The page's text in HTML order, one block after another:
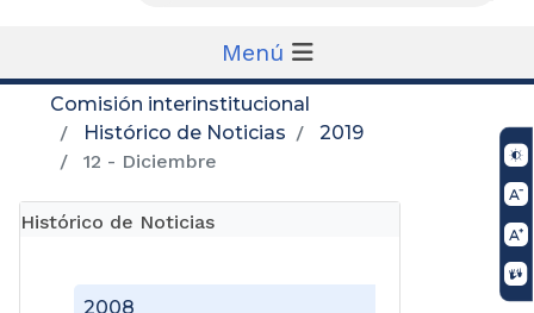
Menú
Comisión interinstitucional
Histórico de Noticias
2019
12 - Diciembre
Histórico de Noticias
2008